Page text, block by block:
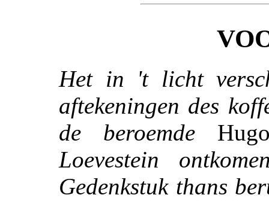
Het in 't licht
aftekeningen des
de beroemde
Loevestein
Gedenkstuk thans